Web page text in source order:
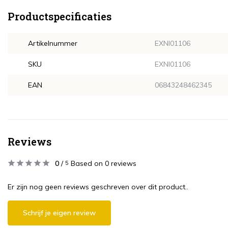
Productspecificaties
Artikelnummer EXNI01106
SKU EXNI01106
EAN 06843248462345
Reviews
0 / 5 Based on 0 reviews
Er zijn nog geen reviews geschreven over dit product..
Schrijf je eigen review